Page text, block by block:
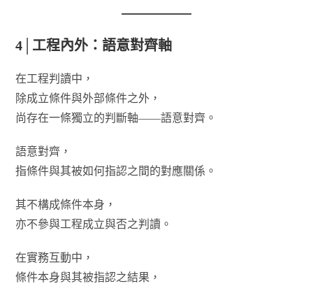
4│工程內外：語意對齊軸
在工程判讀中，
除成立條件與外部條件之外，
尚存在一條獨立的判斷軸——語意對齊。
語意對齊，
指條件與其被如何指認之間的對應關係。
其不構成條件本身，
亦不參與工程成立與否之判讀。
在實務互動中，
條件本身與其被指認之結果，